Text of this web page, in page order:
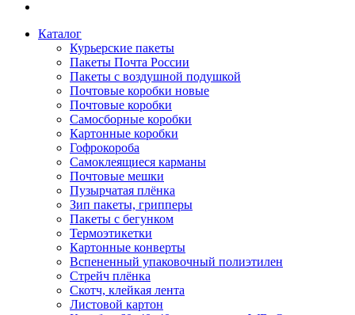
Каталог
Курьерские пакеты
Пакеты Почта России
Пакеты с воздушной подушкой
Почтовые коробки новые
Почтовые коробки
Самосборные коробки
Картонные коробки
Гофрокороба
Самоклеящиеся карманы
Почтовые мешки
Пузырчатая плёнка
Зип пакеты, грипперы
Пакеты с бегунком
Термоэтикетки
Картонные конверты
Вспененный упаковочный полиэтилен
Стрейч плёнка
Скотч, клейкая лента
Листовой картон